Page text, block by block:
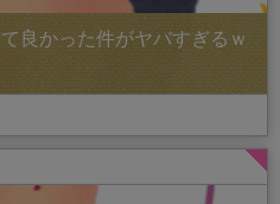
良かった件がヤバすぎるｗ